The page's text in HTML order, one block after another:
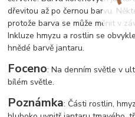
dřevitou až po černou barvu.
protože barva se může měnit v
Inkluze hmyzu a rostlin se
hnědé barvě jantaru.
Foceno: Na denním světle v
bílém světle.
Poznámka: Části rostlin,